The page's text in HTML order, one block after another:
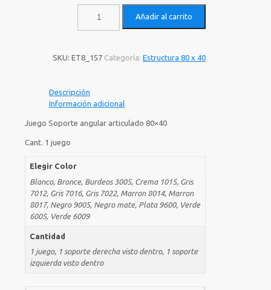
Añadir al carrito
SKU: ET8_157 Categoría: Estructura 80 x 40
Descripción
Información adicional
Juego Soporte angular articulado 80×40
Cant. 1 juego
Elegir Color
Blanco, Bronce, Burdeos 3005, Crema 1015, Gris
7012, Gris 7016, Gris 7022, Marron 8014, Marron
8017, Negro 9005, Negro mate, Plata 9600, Verde
6005, Verde 6009
Cantidad
1 juego, 1 soporte derecha visto dentro, 1 soporte
izquierda visto dentro